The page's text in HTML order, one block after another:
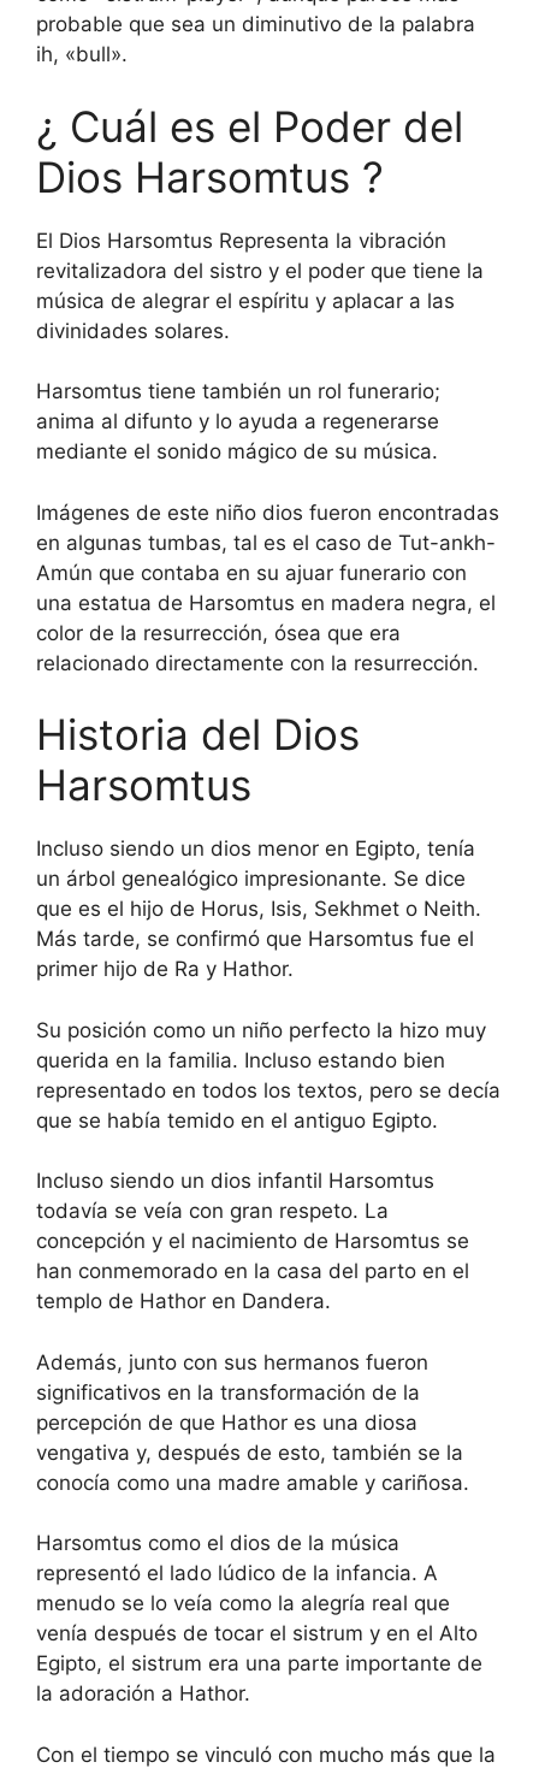
probable que sea un diminutivo de la palabra
ih, «bull».
¿ Cuál es el Poder del
Dios Harsomtus ?
El Dios Harsomtus Representa la vibración
revitalizadora del sistro y el poder que tiene la
música de alegrar el espíritu y aplacar a las
divinidades solares.
Harsomtus tiene también un rol funerario;
anima al difunto y lo ayuda a regenerarse
mediante el sonido mágico de su música.
Imágenes de este niño dios fueron encontradas
en algunas tumbas, tal es el caso de Tut-ankh-
Amún que contaba en su ajuar funerario con
una estatua de Harsomtus en madera negra, el
color de la resurrección, ósea que era
relacionado directamente con la resurrección.
Historia del Dios
Harsomtus
Incluso siendo un dios menor en Egipto, tenía
un árbol genealógico impresionante. Se dice
que es el hijo de Horus, Isis, Sekhmet o Neith.
Más tarde, se confirmó que Harsomtus fue el
primer hijo de Ra y Hathor.
Su posición como un niño perfecto la hizo muy
querida en la familia. Incluso estando bien
representado en todos los textos, pero se decía
que se había temido en el antiguo Egipto.
Incluso siendo un dios infantil Harsomtus
todavía se veía con gran respeto. La
concepción y el nacimiento de Harsomtus se
han conmemorado en la casa del parto en el
templo de Hathor en Dandera.
Además, junto con sus hermanos fueron
significativos en la transformación de la
percepción de que Hathor es una diosa
vengativa y, después de esto, también se la
conocía como una madre amable y cariñosa.
Harsomtus como el dios de la música
representó el lado lúdico de la infancia. A
menudo se lo veía como la alegría real que
venía después de tocar el sistrum y en el Alto
Egipto, el sistrum era una parte importante de
la adoración a Hathor.
Con el tiempo se vinculó con mucho más que la